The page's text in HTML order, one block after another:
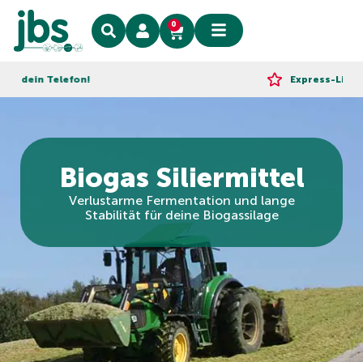
0
Telefon! Express-Lieferung!
Biogas Siliermittel
Verlustarme Fermentation und lange
Stabilität für deine Biogassilage